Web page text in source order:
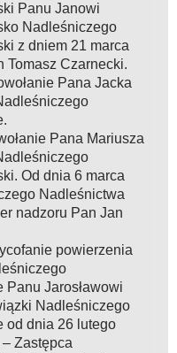
Panu Janowi
Nadleśniczego
z dniem 21 marca
Tomasz Czarnecki.
Pana Jacka
Pana Mariusza
Od dnia 6 marca
Nadleśnictwa
nadzoru Pan Jan
powierzenia
Jarosławowi
Nadleśniczego
od dnia 26 lutego
– Zastępca